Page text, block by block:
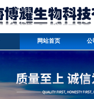
网站首页 公